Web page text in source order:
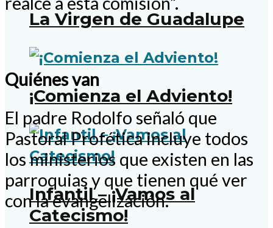
La Virgen de Guadalupe
¡Comienza el Adviento!
Infantil – ¡Vamos al
Catecismo!
Quiénes van
El padre Rodolfo señaló que
Pastoral Profética incluye todos
los ministerios que existen en las
parroquias y que tienen qué ver
con la evangelización.